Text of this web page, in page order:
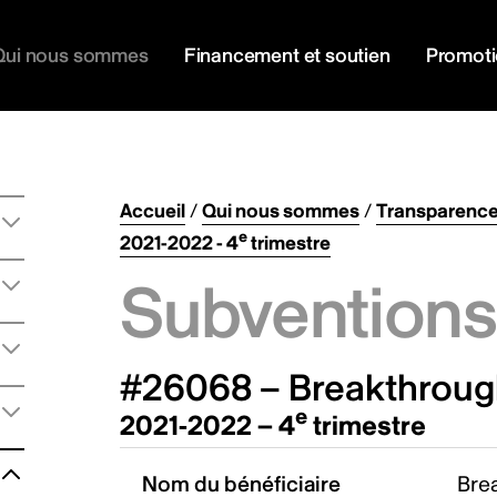
nous sommes Financement et soutien
Accueil/Qui nous sommes/
2021-2022 - 4etrimestre
#26068 –
2021-2022 – 4e trimestre
Nom du bénéficiaire